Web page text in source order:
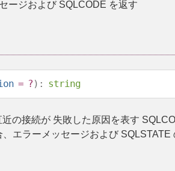
ージおよび SQLCODE を返す
= ? ): string
の接続が 失敗した原因を表す
エラーメッセージおよび SQLSTATE